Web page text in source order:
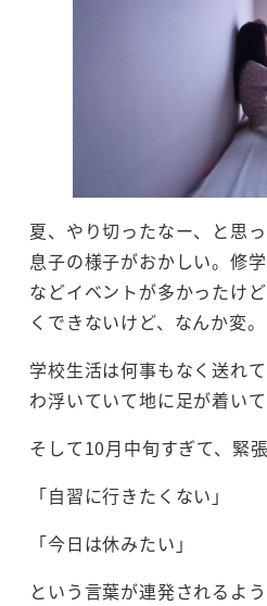
夏、やり切ったなー、と思
息子の様子がおかしい。修
などイベントが多かったけ
くできないけど、なんか変。
学校生活は何事もなく送れ
わ浮いていて地に足が着いて
そして10月中旬すぎて、緊
「自習に行きたくない」
「今日は休みたい」
という言葉が連発されるよ